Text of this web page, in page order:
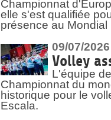
Championnat
elle s'est qualifiée
présence au
09/07/2026
Volley
L'équipe
Championnat du
historique pour le
Escala.